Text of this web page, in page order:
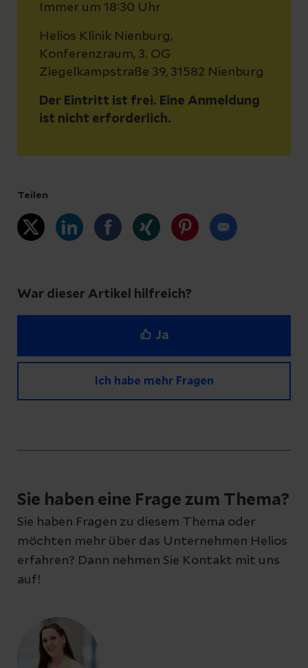
Immer um 18:30 Uhr
Helios Klinik Nienburg,
Konferenzraum, 3. OG
Ziegelkampstraße 39, 31582 Nienburg
Der Eintritt ist frei. Eine Anmeldung
ist nicht erforderlich.
Teilen
War dieser Artikel hilfreich?
Ja
Ich habe mehr Fragen
Schreiben Sie uns eine Nachricht und geben
Sie Ihre E-Mail-Adresse an, damit wir uns bei
Ihnen melden können
Sie haben eine Frage zum Thema?
Sie haben Fragen zu diesem Thema oder
möchten mehr über das Unternehmen Helios
erfahren? Dann nehmen Sie Kontakt mit uns
auf!